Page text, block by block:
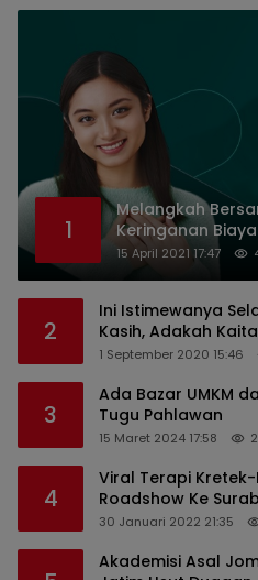
1
Melangkah
Keringanan
Nirlaba Indonesia
15 April 2021 17:47
2
Ini Istimewanya
Kasih, Adakah
PDIP?
1 September 2020 15:46
3
Ada Bazar UMKM
Tugu Pahlawan
15 Maret 2024 17:58
4
Viral Terapi
Roadshow Ke
Sekaligus Edukasi
30 Januari 2022 21:35
Akademisi Asal